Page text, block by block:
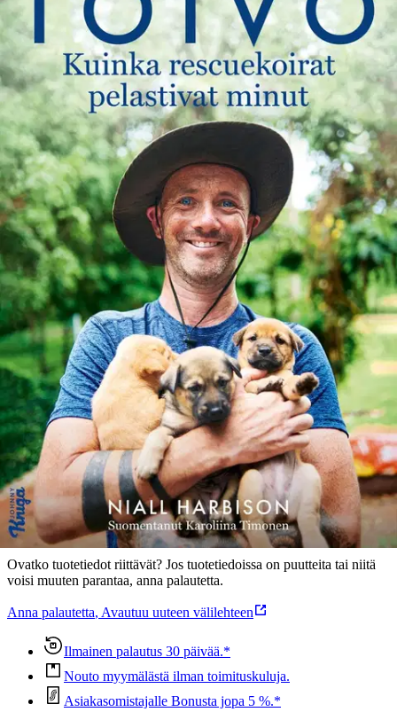
Tuotekuvaus
”Monet luulevat, että minä pelastan koiria, mutta oikeasti ne
pelastivat minut.” Kuinka päihdekoukussa ollut mies löysi raittiuden
ja elämänilon thaimaalaisten rescuekoirien avulla. Huumeet ja
alkoholi veivät menestyneen mainosmiehen mennessään, ja vasta
thaimaalaisessa sairaalassa maatessaan Niall Harbison ymmärsi, että
on aika vaihtaa suuntaa. Pelastus löytyi yllättävästä paikasta –
hylättyjen ja kodittomien koirien parista.Pian autettavasta tuli
auttaja, kun Niall alkoi hoitaa koiria ja jakaa niiden tarinoita
somessa. Kirjassaan hän kertoo rakkaudesta, jonka voimalla hän
pelastui ja jonka ansiosta hän voi nyt pelastaa katukoiria. Sillä
koirilta hän oppi, ettei pidä luopua toivosta. Tämä on Niallin ja
koirien tarina. Irlantilaislähtöinen Niall Harbison on entinen
mainosalan sarjayrittäjä. Elämänsä pahimman syöksykierteen aikana
hän muutti Thaimaahan, missä hän nykyään pelastaa katukoiria.
Harbisonilla on yli 1,6 miljoonaa seuraajaa Instagramissa.
Näytä lisää tuotekuvausta
Ominaisuudet
Oletko tyytyväinen tuotetietoihin?
Ovatko tuotetiedot riittävät? Jos tuotetiedoissa on puutteita tai niitä
voisi muuten parantaa, anna palautetta.
Anna palautetta, Avautuu uuteen välilehteen
Ilmainen palautus 30 päivää.*
Nouto myymälästä ilman toimituskuluja.
Asiakasomistajalle Bonusta jopa 5 %.*